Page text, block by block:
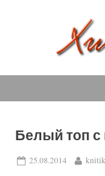
Белый топ с
Posted
25.08.2014 By
knitik